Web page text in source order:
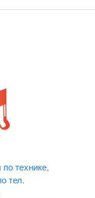
технике,
тел.